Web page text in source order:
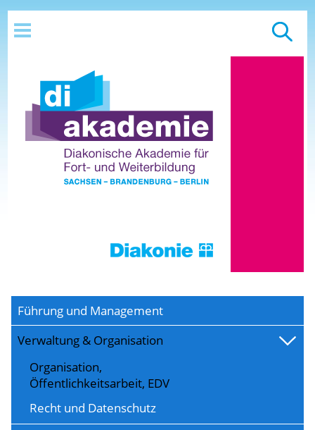
Führung und Management
Verwaltung & Organisation
Organisation,
Öffentlichkeitsarbeit, EDV
Recht und Datenschutz